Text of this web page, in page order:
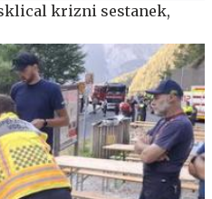
krizni sestanek,